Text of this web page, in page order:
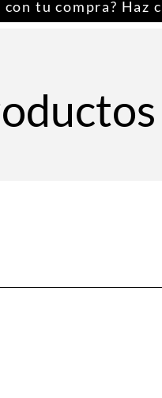
con tu compra? Haz